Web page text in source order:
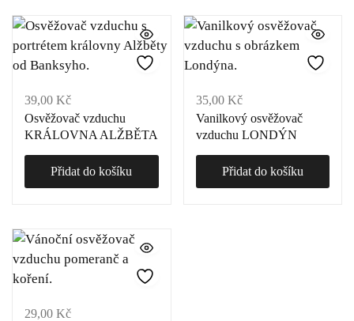
39,00 Kč
Osvěžovač vzduchu
KRÁLOVNA ALŽBĚTA
Přidat do košíku
35,00 Kč
Vanilkový osvěžovač
vzduchu LONDÝN
Přidat do košíku
29,00 Kč